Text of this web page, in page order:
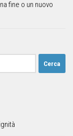
fine o un nuovo